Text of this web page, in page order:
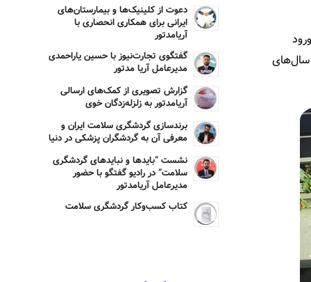
طی سال‌های
دعوت از کلینیک‌ها و بیمارستان‌های
ایرانی برای همکاری انحصاری با
آریامدتور
گفتگوی تجارت‌نیوز با حسین یاراحمدی
مدیرعامل آریا مدتور
گزارش تصویری از کمک‌های ارسالی
آریامدتور به زلزله‌زدگان خوی
برندسازی گردشگری سلامت ایران و
معرفی آن به گردشگران پزشکی در دنیا
نشست “بایدها و نبایدهای گردشگری
سلامت” در رادیو گفتگو با حضور
مدیرعامل آریامدتور
کتاب کسب‌وکار گردشگری سلامت